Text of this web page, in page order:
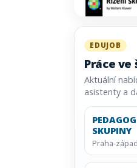
EDUJOB
Práce
Aktuální
asistenty a
SKUPINY
Praha-západ